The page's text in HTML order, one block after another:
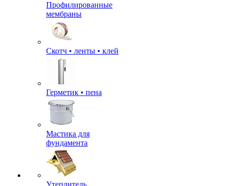
Профилированные
мембраны
Скотч • ленты • клей
Герметик • пена
Мастика для
фундамента
Утеплитель